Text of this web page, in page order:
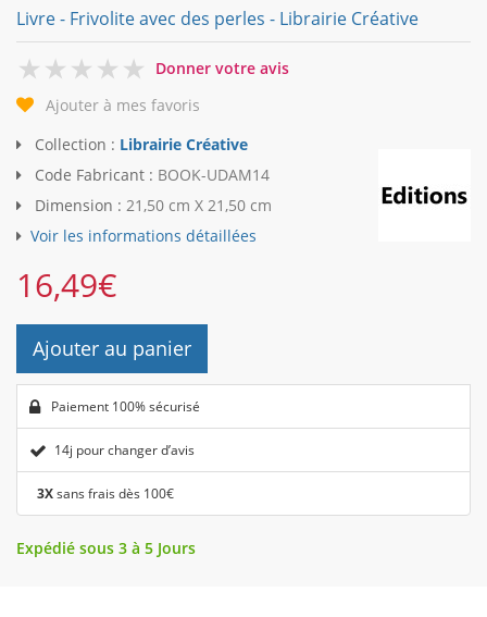
Livre - Frivolite avec des perles - Librairie Créative
0
Donner votre avis
Ajouter à mes favoris
Collection : Librairie Créative
Code Fabricant : BOOK-UDAM14
Dimension : 21,50 cm X 21,50 cm
Voir les informations détaillées
16,49€
Ajouter au panier
Paiement 100% sécurisé
14j pour changer d’avis
3Xsans frais dès 100€
Expédié sous 3 à 5 Jours